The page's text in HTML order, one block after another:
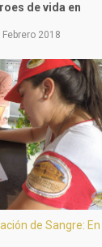
de vida en
Febrero 2018
de Sangre: En